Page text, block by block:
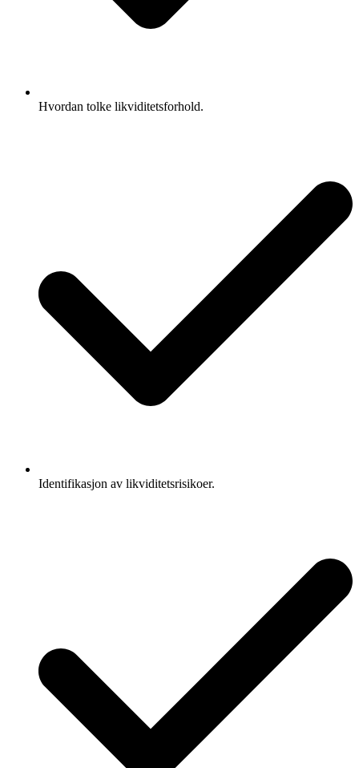
Hvordan tolke likviditetsforhold.
Identifikasjon av likviditetsrisikoer.